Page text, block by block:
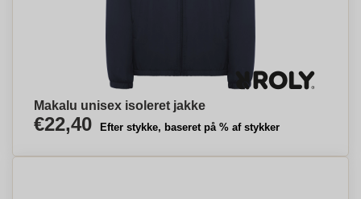
Makalu unisex isoleret jakke
€22,40 Efter stykke, baseret på % af stykker